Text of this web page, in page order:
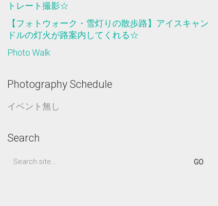
トレート撮影☆
【フォトウォーク・雪灯りの散歩路】アイスキャン
ドルの灯火が路案内してくれる☆
Photo Walk
Photography Schedule
イベント無し
Search
Search